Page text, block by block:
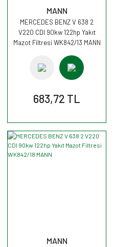
MANN
MERCEDES BENZ V 638 2
V220 CDI 90kw 122hp Yakıt
Mazot Filtresi WK842/13 MANN
683,72 TL
MANN